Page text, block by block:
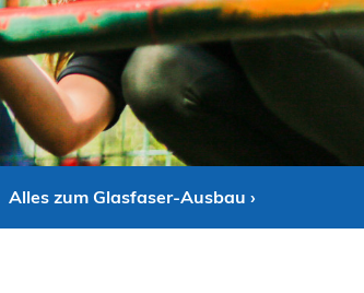
Alles zum Glasfaser-Ausbau ›